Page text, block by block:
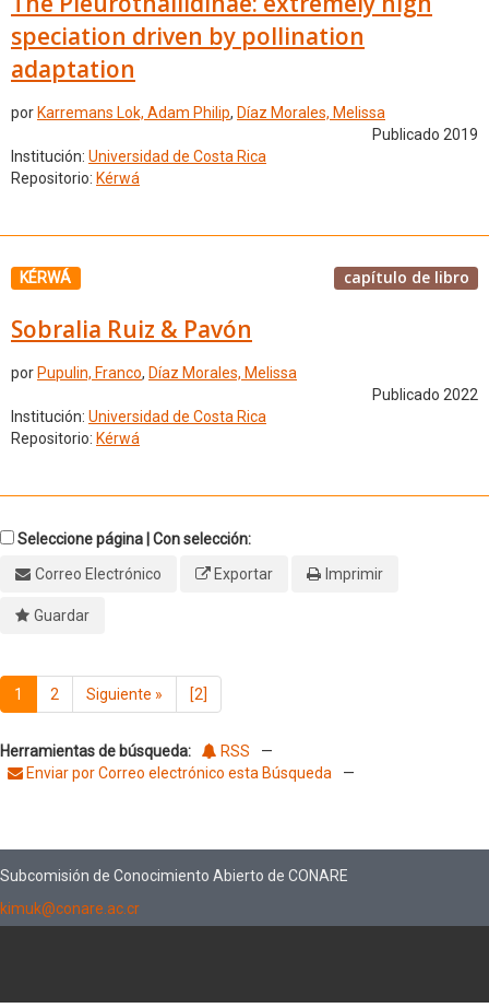
speciation driven by pollination
adaptation
por Karremans Lok, Adam Philip, Díaz Morales, Melissa
Publicado 2019
Institución: Universidad de Costa Rica
Repositorio: Kérwá
KÉRWÁ capítulo de libro
Sobralia Ruiz & Pavón
por Pupulin, Franco, Díaz Morales, Melissa
Publicado 2022
Institución: Universidad de Costa Rica
Repositorio: Kérwá
Seleccione página | Con selección:
Correo Electrónico
Exportar Imprimir
Guardar
1 2 Siguiente » [2]
Herramientas de búsqueda: RSS
—
Enviar por Correo electrónico esta Búsqueda
—
Subcomisión de Conocimiento Abierto de CONARE
kimuk@conare.ac.cr